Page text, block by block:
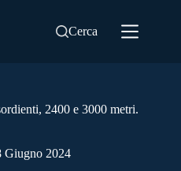
Cerca
2400 e 3000 metri.
Giugno 2024